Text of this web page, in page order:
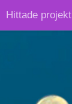
Hittade projekt